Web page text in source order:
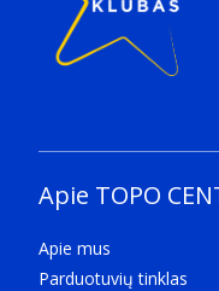
Apie TOPO
Apie mus
Parduotuvių tinklas